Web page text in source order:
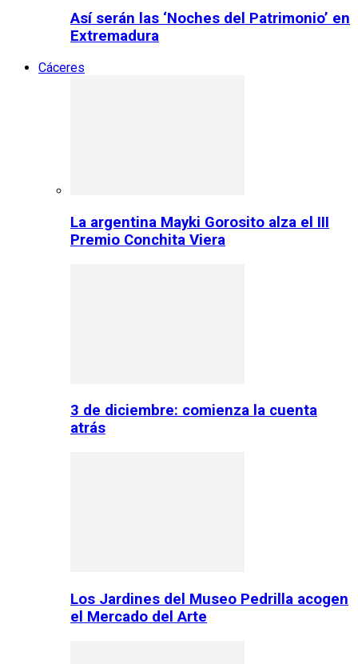
Así serán las ‘Noches del Patrimonio’ en
Extremadura
Cáceres
La argentina Mayki Gorosito alza el III
Premio Conchita Viera
3 de diciembre: comienza la cuenta
atrás
Los Jardines del Museo Pedrilla acogen
el Mercado del Arte